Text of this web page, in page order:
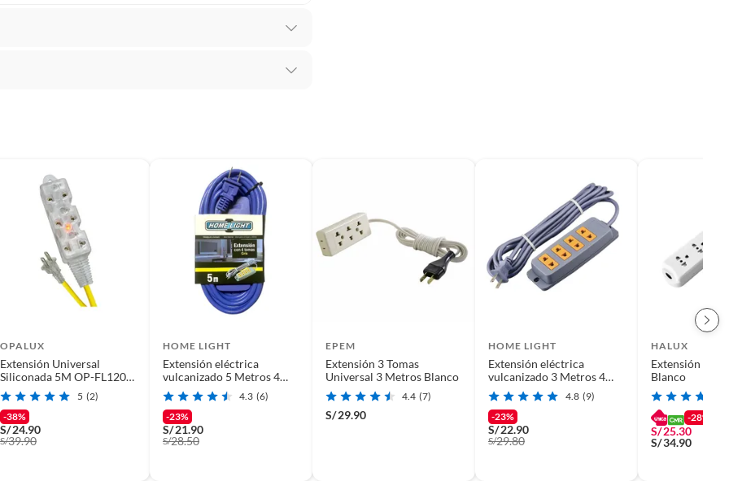
tenemos
categorías que cuentan con plazos
la naturaleza de los productos, no se pueden
asientos de inodoro con empaque abierto).
OPALUX
Extensión Universal
Siliconada 5M OP-FL1205
OPALUX
5 (2)
-38%
S/24.90
S/39.90
HOME LIGHT
Extensión eléctrica
vulcanizado 5 Metros 4
Tomas Home Light Gris
4.3 (6)
-23%
S/21.90
S/28.50
EPEM
Extensión 3 Tomas
Universal 3 Metros Blanco
4.4 (7)
S/29.90
HOME LIGHT
Extensión eléctrica
vulcanizado 3 Metros 4
Tomas Home Light Gris
4.8 (9)
-23%
S/22.90
S/29.80
HALUX
Extensión
Blanco
-28%
S/25.30
S/34.90